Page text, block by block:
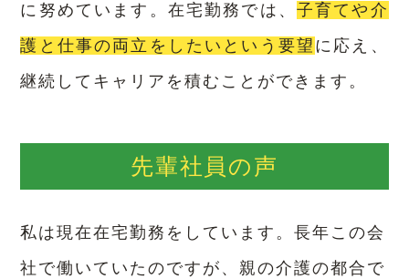
に努めています。 在宅勤務では、 子育てや介
護と仕事の両立をしたいという要望 に応え、
継続してキャリアを積むことができます。
先輩社員の声
私は現在在宅勤務をしています。長年この会
社で働いていたのですが、親の介護の都合で